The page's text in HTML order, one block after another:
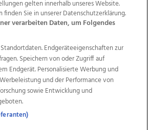
Ehrenkodex Politische Werbung
des Medienhauses Wimmer
i.at OÖNow
Ischler Woche
OÖNachrichten
OÖN Immobilien
OÖN Reise
Promenaden Galerien
wasistlos.at wirtrauern.at
gelten innerhalb unseres Website.
Sie in unserer Datenschutzerklärung.
verarbeiten Daten, um Folgendes
Endgeräteeigenschaften zur
Speichern von oder Zugriff auf
Endgerät. Personalisierte Werbung und
und der Performance von
sowie Entwicklung und